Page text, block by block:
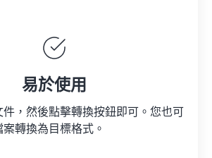
易於使用
，然後點擊轉換按鈕即可。您也可
轉換為目標格式。